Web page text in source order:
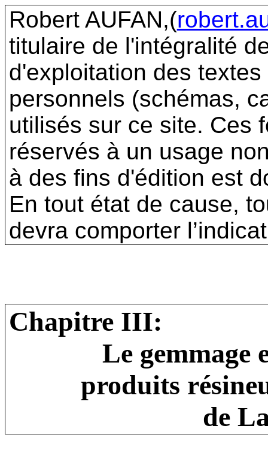
Robert AUFAN,(
titulaire de l'intégralité
d'exploitation des textes
personnels (schémas,
utilisés sur ce site. Ces
réservés à un usage
à des fins d'édition est
En tout état de cause,
devra comporter
Chapitre III:
Le gemmage
produits
de